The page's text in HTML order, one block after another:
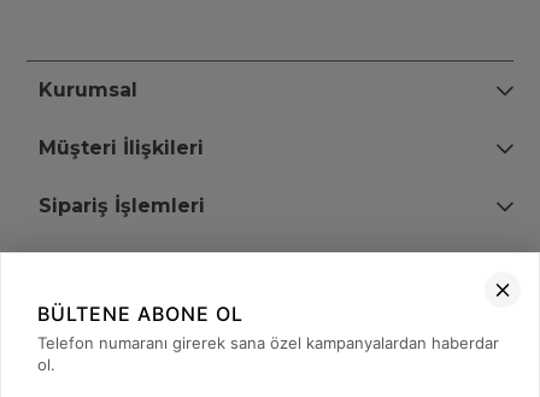
Kurumsal
Müşteri İlişkileri
Sipariş İşlemleri
+90 (850) 473 08 08
BÜLTENE ABONE OL
Telefon numaranı girerek sana özel kampanyalardan haberdar
ol.